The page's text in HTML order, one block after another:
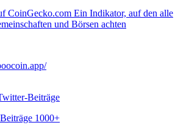
CoinGecko.com Ein Indikator, auf den alle
und Börsen achten
Beiträge
1000+